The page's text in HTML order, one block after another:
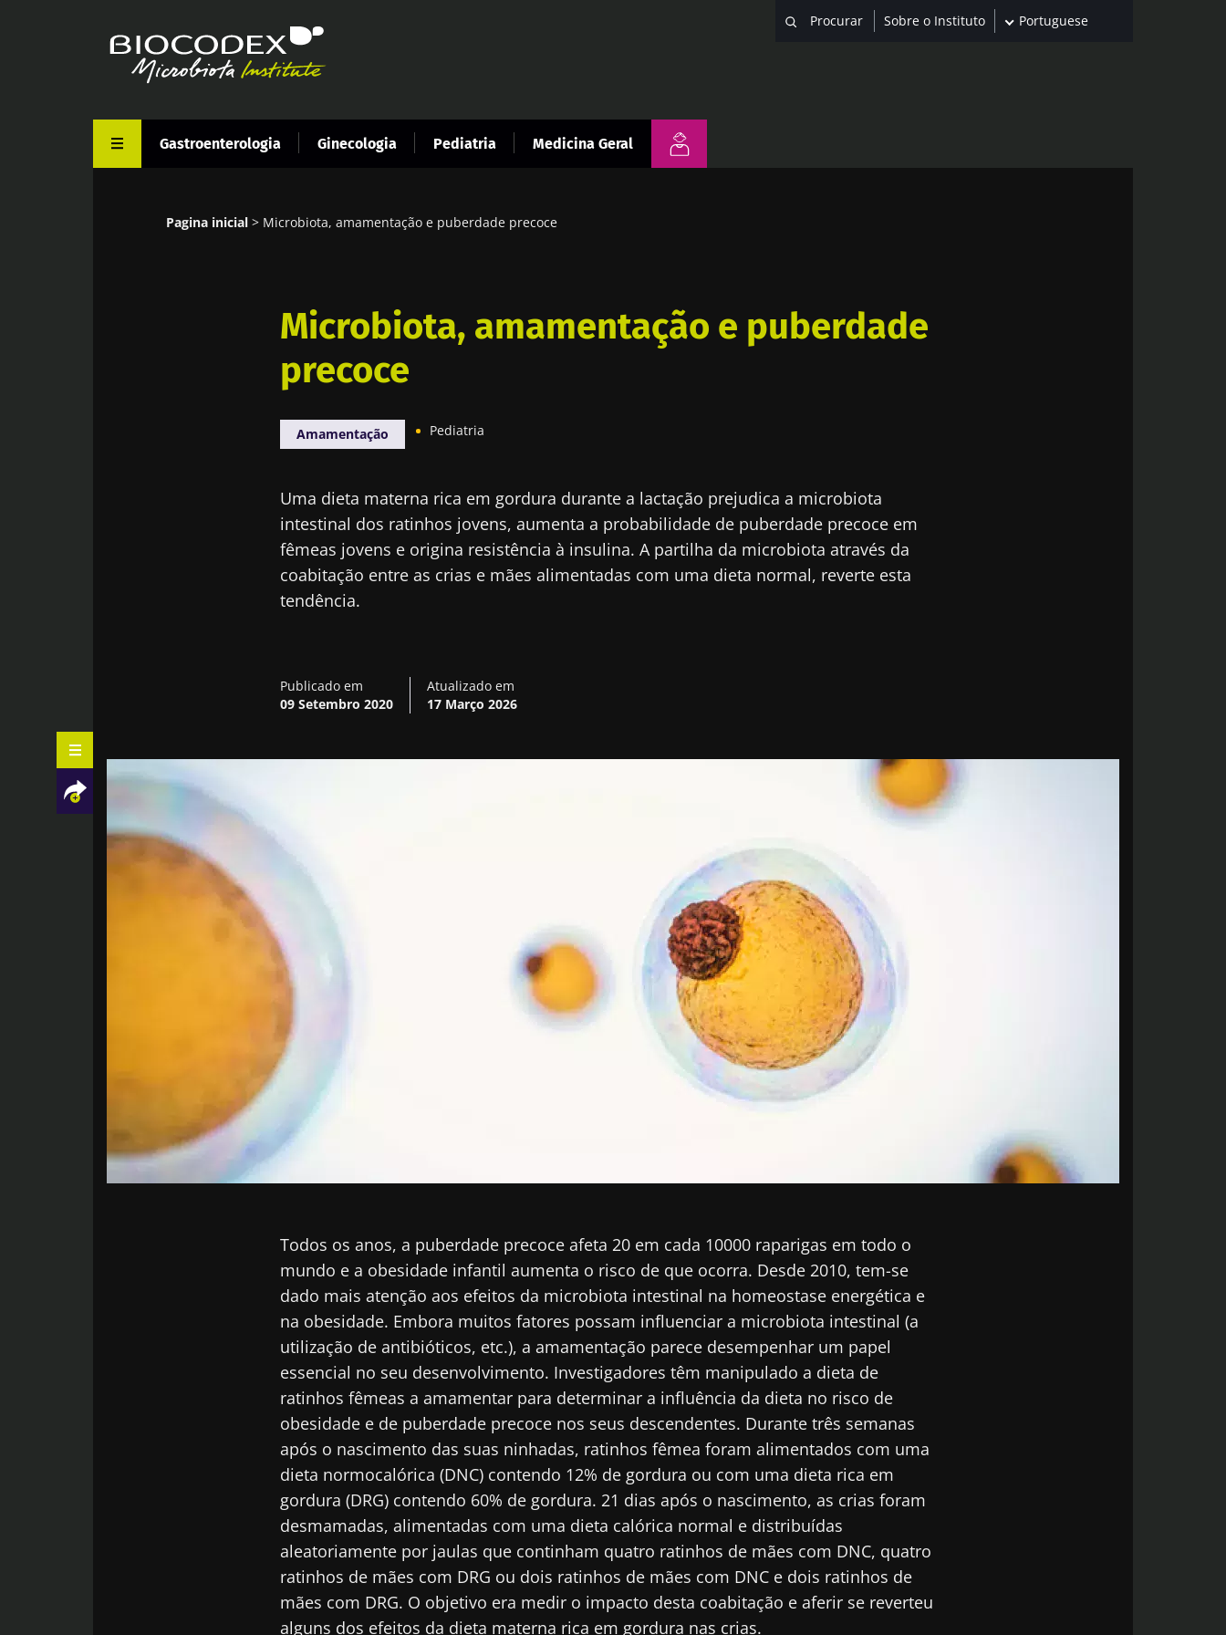
Sobre o Instituto Portuguese
Gastroenterologia Ginecologia Pediatria Medicina Geral
Pagina inicial Microbiota, amamentação e puberdade precoce
Microbiota, amamentação e puberdade
precoce
Amamentação Pediatria
Uma dieta materna rica em gordura durante a lactação prejudica a microbiota
intestinal dos ratinhos jovens, aumenta a probabilidade de puberdade precoce em
fêmeas jovens e origina resistência à insulina. A partilha da microbiota através da
coabitação entre as crias e mães alimentadas com uma dieta normal, reverte esta
tendência.
TwitterLinkedIn
Mail
Publicado em
09 Setembro 2020
Atualizado em
17 Março 2026
Todos os anos, a puberdade precoce afeta 20 em cada 10000 raparigas em todo o
mundo e a obesidade infantil aumenta o risco de que ocorra. Desde 2010, tem-se
dado mais atenção aos efeitos da microbiota intestinal na homeostase energética e
na obesidade. Embora muitos fatores possam influenciar a microbiota intestinal (a
utilização de antibióticos, etc.), a amamentação parece desempenhar um papel
essencial no seu desenvolvimento. Investigadores têm manipulado a dieta de
ratinhos fêmeas a amamentar para determinar a influência da dieta no risco de
obesidade e de puberdade precoce nos seus descendentes. Durante três semanas
após o nascimento das suas ninhadas, ratinhos fêmea foram alimentados com uma
dieta normocalórica (DNC) contendo 12% de gordura ou com uma dieta rica em
gordura (DRG) contendo 60% de gordura. 21 dias após o nascimento, as crias foram
desmamadas, alimentadas com uma dieta calórica normal e distribuídas
aleatoriamente por jaulas que continham quatro ratinhos de mães com DNC, quatro
ratinhos de mães com DRG ou dois ratinhos de mães com DNC e dois ratinhos de
mães com DRG. O objetivo era medir o impacto desta coabitação e aferir se reverteu
alguns dos efeitos da dieta materna rica em gordura nas crias.
Fique connosco!
Junte-se à comunidade de profissionais de saúde e investigadores da Microbiota
e receba o "Microbiota Digest" e o "HCP Magazine" para se manter atualizado com
as últimas notícias sobre a microbiota.